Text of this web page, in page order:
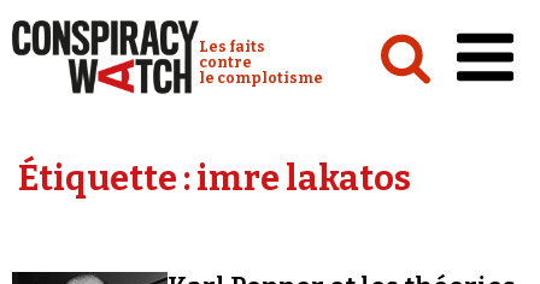
Conspiracy Watch :
Les faits
contre
le complotisme
Analyses
Étiquette :imre lakatos